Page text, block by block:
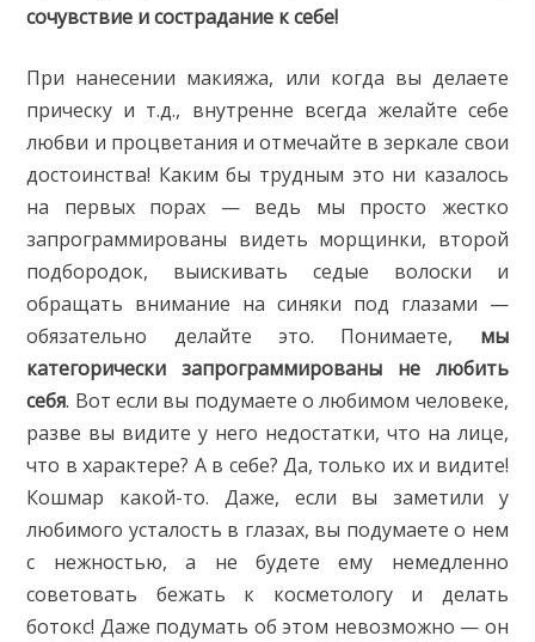
сочувствие и сострадание к себе!
При нанесении макияжа, или когда вы делаете
прическу и т.д., внутренне всегда желайте себе
любви и процветания и отмечайте в зеркале свои
достоинства! Каким бы трудным это ни казалось
на первых порах — ведь мы просто жестко
запрограммированы видеть морщинки, второй
подбородок, выискивать седые волоски и
обращать внимание на синяки под глазами —
обязательно делайте это. Понимаете, мы
категорически запрограммированы не любить
себя. Вот если вы подумаете о любимом человеке,
разве вы видите у него недостатки, что на лице,
что в характере? А в себе? Да, только их и видите!
Кошмар какой-то. Даже, если вы заметили у
любимого усталость в глазах, вы подумаете о нем
с нежностью, а не будете ему немедленно
советовать бежать к косметологу и делать
ботокс! Даже подумать об этом невозможно — он